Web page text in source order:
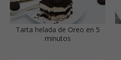
Tarta helada de Oreo en 5
minutos